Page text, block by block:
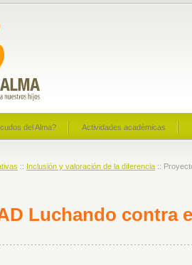
del Alma? Actividades académicas
:: Inclusión y valoración de la diferencia ::
Luchando contra